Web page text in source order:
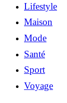
Lifestyle
Maison
Mode
Santé
Sport
Voyage